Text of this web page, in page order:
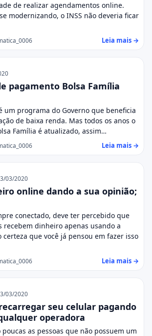
de realizar agendamentos online.
modernizando, o INSS não deveria ficar
Leia mais →
pagamento Bolsa Família
um programa do Governo que beneficia
de baixa renda. Mas todos os anos o
Família é atualizado, assim…
Leia mais →
03/2020
online dando a sua opinião;
conectado, deve ter percebido que
recebem dinheiro apenas usando a
que você já pensou em fazer isso
Leia mais →
03/2020
seu celular pagando
operadora
poucas as pessoas que não possuem um